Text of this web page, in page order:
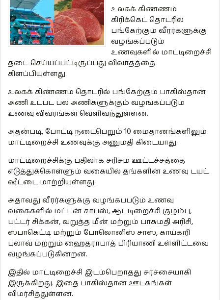
உலகக் கிண்ணம்
கிரிக்கெட் தொடரில்
பங்கேற்கும் வீரர்களுக்கு
வழங்கப்படும்
உணவுகளில் மாட்டிறைச்சி
தடை செய்யப்பட்டிருப்பது விவாதத்தை
கிளப்பியுள்ளது.
உலகக் கிண்ணம் தொடரில் பங்கேற்கும் பாகிஸ்தான்
அணி உட்பட பல அணிகளுக்கும் வழங்கப்படும்
உணவு விவரங்கள் வெளிவந்துள்ளன.
அதன்படி, போட்டி நடைபெறும் 10 மைதானங்களிலும்
மாட்டிறைச்சி உணவுக்கு அனுமதி கிடையாது.
மாட்டிறைச்சிக்கு பதிலாக சரிசம ஊட்டச்சத்தை
எடுத்துக்கொள்ளும் வகையில் தங்களின் உணவு டயட்
ஷீட்டை மாற்றியுள்ளது.
அதாவது வீரர்களுக்கு வழங்கப்படும் உணவு
வகைகளில் மட்டன் சாப்ஸ், ஆட்டிறைச்சி குழம்பு,
பட்டர் சிக்கன், வறுத்த மீன் மற்றும் பாசுமதி அரிசி,
ஸ்பாகெட்டி மற்றும் போலொனிஸ் சாஸ், காய்கறி
புலாவ் மற்றும் ஹைதராபாத் பிரியாணி உள்ளிட்டவை
வழங்கப்படுகின்றன.
இதில் மாட்டிறைச்சி இடம்பெறாதது சர்ச்சையாகி
இருக்கிறது. இதை பாகிஸ்தான் ஊடகங்கள்
விமர்சித்துள்ளன.